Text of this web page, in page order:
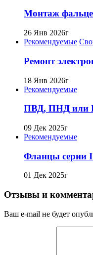
Монтаж
26 Янв 2026г
Рекомендуемые
Ремонт
18 Янв 2026г
Рекомендуемые
ПВД, ПНД или
09 Дек 2025г
Рекомендуемые
Фланцы серии
01 Дек 2025г
Отзывы и
Ваш e-mail не будет